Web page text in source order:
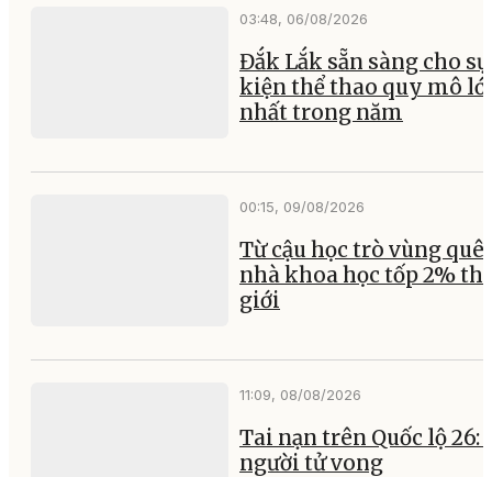
03:48, 06/08/2026
Đắk Lắk sẵn sàng cho sự
kiện thể thao quy mô
nhất trong năm
00:15, 09/08/2026
Từ cậu học trò vùng quê
nhà khoa học tốp 2%
giới
11:09, 08/08/2026
Tai nạn trên Quốc lộ 26:
người tử vong